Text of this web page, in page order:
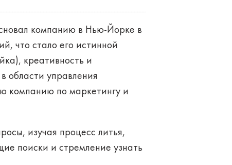
компанию в Нью-Йорке в
что стало его истинной
креативность и
области управления
компанию по маркетингу и
изучая процесс литья,
поиски и стремление узнать